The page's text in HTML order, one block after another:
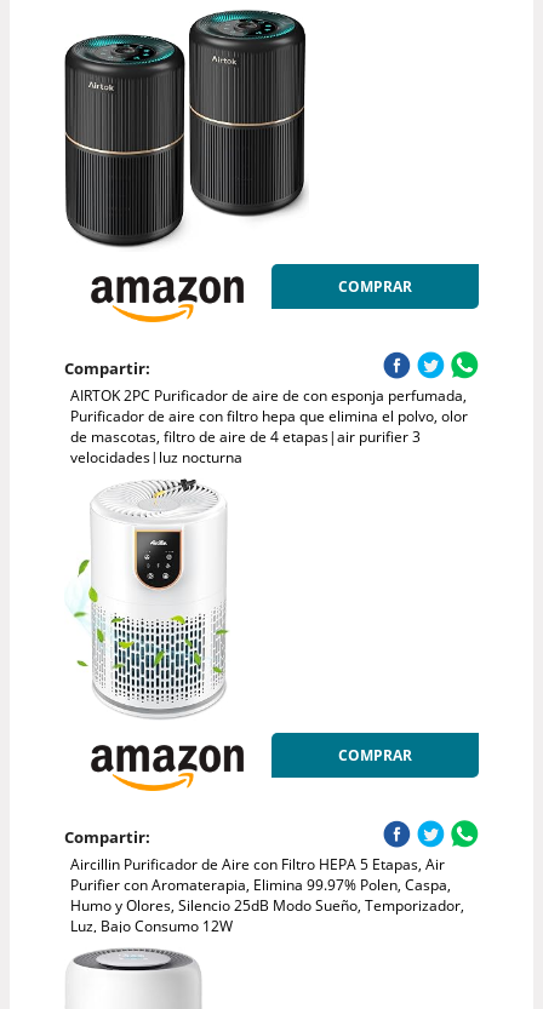
COMPRAR
Compartir:
AIRTOK 2PC Purificador de aire de con esponja perfumada,
Purificador de aire con filtro hepa que elimina el polvo, olor
de mascotas, filtro de aire de 4 etapas|air purifier 3
velocidades|luz nocturna
COMPRAR
Compartir:
Aircillin Purificador de Aire con Filtro HEPA 5 Etapas, Air
Purifier con Aromaterapia, Elimina 99.97% Polen, Caspa,
Humo y Olores, Silencio 25dB Modo Sueño, Temporizador,
Luz, Bajo Consumo 12W